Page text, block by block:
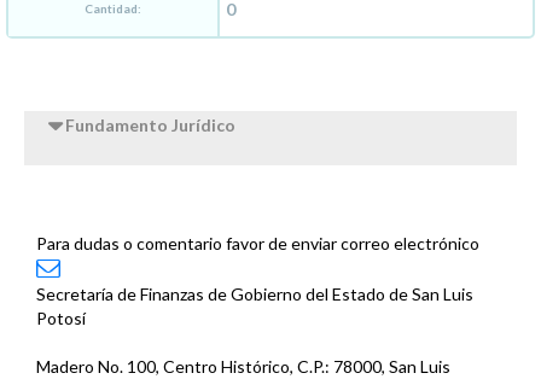
Cantidad:
Fundamento Jurídico
Para dudas o comentario favor de enviar correo electrónico
Secretaría de Finanzas de Gobierno del Estado de San Luis
Potosí
Madero No. 100, Centro Histórico, C.P.: 78000, San Luis